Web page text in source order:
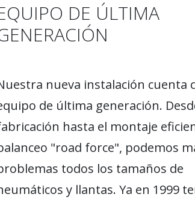
DE ÚLTIMA
nueva instalación cuenta
de última generación.
hasta el montaje
"road force", podemos
todos los tamaños de
y llantas. Ya en 1999